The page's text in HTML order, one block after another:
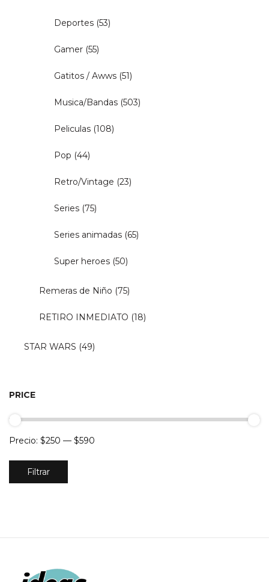
Deportes (53)
Gamer (55)
Gatitos / Awws (51)
Musica/Bandas (503)
Peliculas (108)
Pop (44)
Retro/Vintage (23)
Series (75)
Series animadas (65)
Super heroes (50)
Remeras de Niño (75)
RETIRO INMEDIATO (18)
STAR WARS (49)
PRICE
Precio
mínimo
Precio
máximo
Filtrar
Precio: $250 — $590